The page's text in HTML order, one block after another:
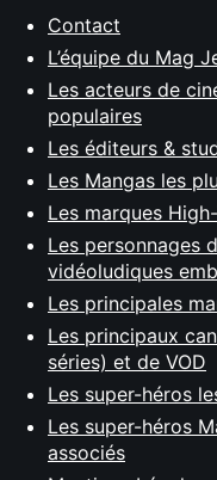
Contact
L’équipe du Mag
Les acteurs de
populaires
Les éditeurs &
Les Mangas les
Les marques
Les personnages
vidéoludiques
Les principales
Les principaux
séries) et de VOD
Les super-héros
Les super-héros
associés